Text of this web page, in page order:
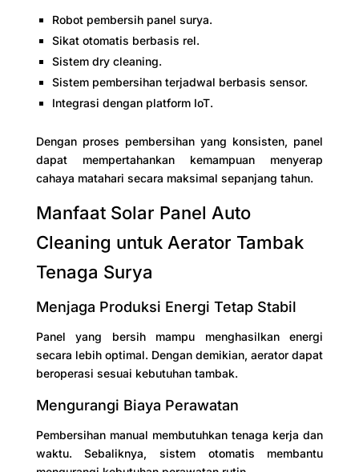
Robot pembersih panel surya.
Sikat otomatis berbasis rel.
Sistem dry cleaning.
Sistem pembersihan terjadwal berbasis sensor.
Integrasi dengan platform IoT.
Dengan proses pembersihan yang konsisten, panel
dapat mempertahankan kemampuan menyerap
cahaya matahari secara maksimal sepanjang tahun.
Manfaat Solar Panel Auto
Cleaning untuk Aerator Tambak
Tenaga Surya
Menjaga Produksi Energi Tetap Stabil
Panel yang bersih mampu menghasilkan energi
secara lebih optimal. Dengan demikian, aerator dapat
beroperasi sesuai kebutuhan tambak.
Mengurangi Biaya Perawatan
Pembersihan manual membutuhkan tenaga kerja dan
waktu. Sebaliknya, sistem otomatis membantu